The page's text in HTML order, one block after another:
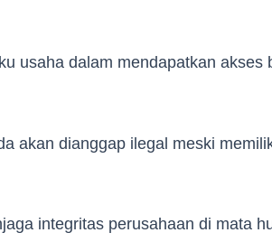
usaha dalam mendapatkan akses
akan dianggap ilegal meski
integritas perusahaan di mata